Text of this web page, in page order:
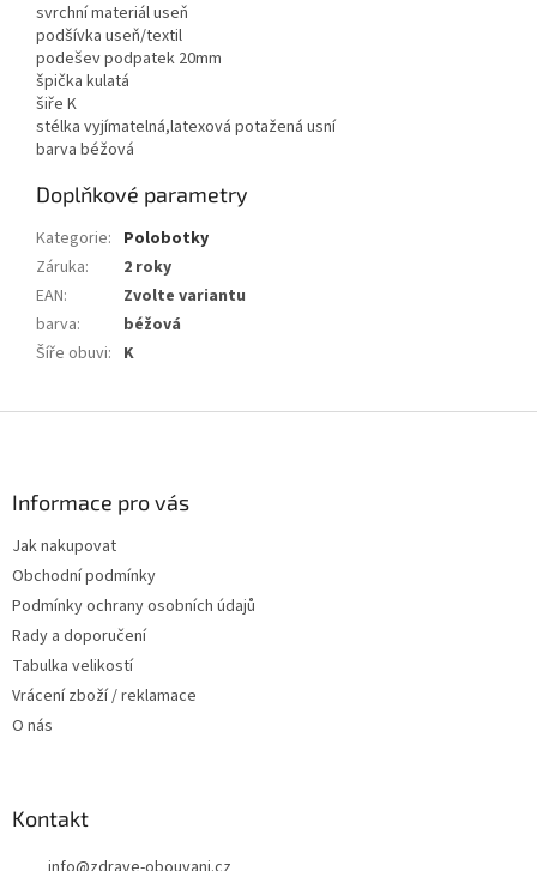
svrchní materiál useň
podšívka useň/textil
podešev podpatek 20mm
špička kulatá
šiře K
stélka vyjímatelná,latexová potažená usní
barva béžová
Doplňkové parametry
Kategorie: Polobotky
Záruka:
2 roky
EAN:
Zvolte variantu
barva:
béžová
Šíře obuvi: K
Informace pro vás
Jak nakupovat
Obchodní podmínky
Podmínky ochrany osobních údajů
Rady a doporučení
Tabulka velikostí
Vrácení zboží / reklamace
O nás
Kontakt